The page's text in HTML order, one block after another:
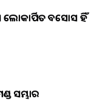
ଲୋକାର୍ପିତ ଅବସୋସ ହିଁ
ସମ୍ଭାର